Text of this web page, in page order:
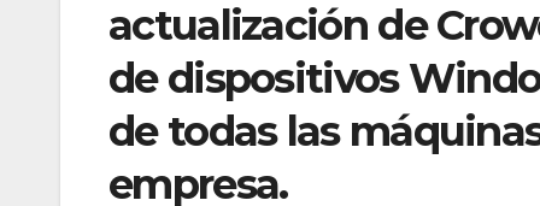
actualización de
de dispositivos
de todas las
empresa.